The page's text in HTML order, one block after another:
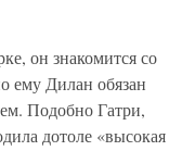
он знакомится со
ему Дилан обязан
Подобно Гатри,
дотоле «высокая